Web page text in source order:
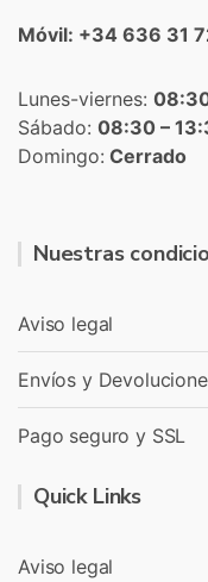
Móvil: +34 636 31
Lunes-viernes:
Sábado: 08:30 –
Domingo: Cerrado
Nuestras
Aviso legal
Envíos y
Pago seguro y SSL
Quick Links
Aviso legal